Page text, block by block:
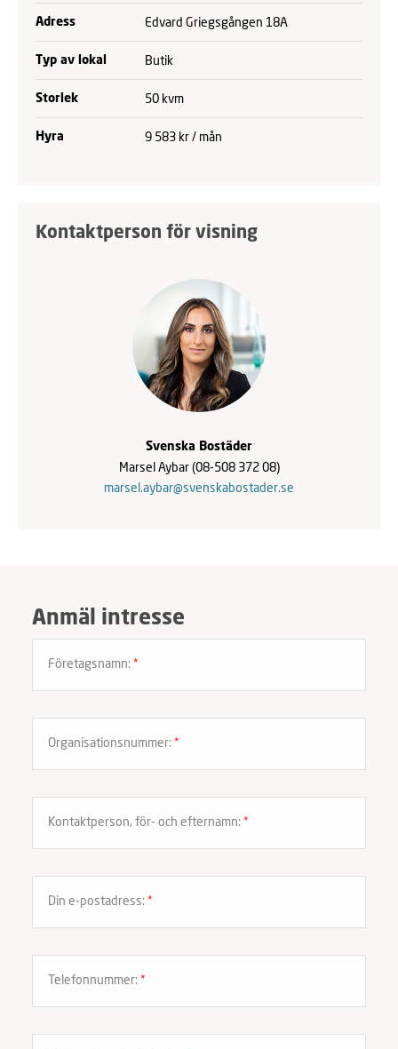
Adress Edvard Griegsgången 18A
Typ av lokal Butik
Storlek 50 kvm
Hyra 9 583 kr / mån
Kontaktperson för visning
Svenska Bostäder
Marsel Aybar(08-508 372 08)
marsel.aybar@svenskabostader.se
Anmäl intresse
Företagsnamn: *
Organisationsnummer: *
Kontaktperson, för- och efternamn: *
Din e-postadress: *
Telefonnummer: *